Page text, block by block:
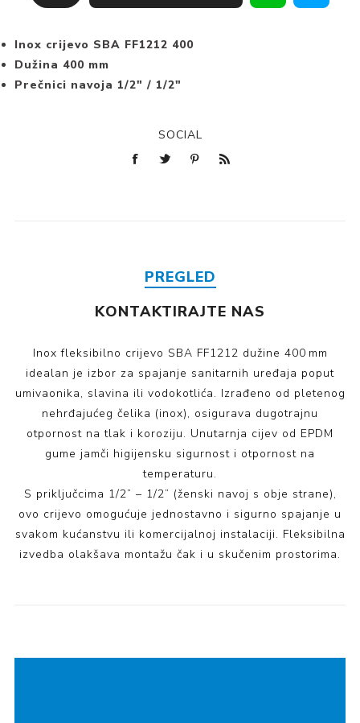
Inox crijevo SBA FF1212 400
Dužina 400 mm
Prečnici navoja 1/2" / 1/2"
SOCIAL
PREGLED
KONTAKTIRAJTE NAS
Inox fleksibilno crijevo SBA FF1212 dužine 400 mm
idealan je izbor za spajanje sanitarnih uređaja poput
umivaonika, slavina ili vodokotlića. Izrađeno od pletenog
nehrđajućeg čelika (inox), osigurava dugotrajnu
otpornost na tlak i koroziju. Unutarnja cijev od EPDM
gume jamči higijensku sigurnost i otpornost na
temperaturu.
S priključcima 1/2” – 1/2” (ženski navoj s obje strane),
ovo crijevo omogućuje jednostavno i sigurno spajanje u
svakom kućanstvu ili komercijalnoj instalaciji. Fleksibilna
izvedba olakšava montažu čak i u skučenim prostorima.